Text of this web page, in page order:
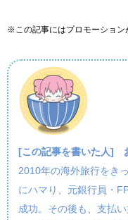
※この記事にはプロモーション
[この記事を書いた人]
2010年の海外旅行をき
にハマり、元銀行員・
成功。その後も、支払